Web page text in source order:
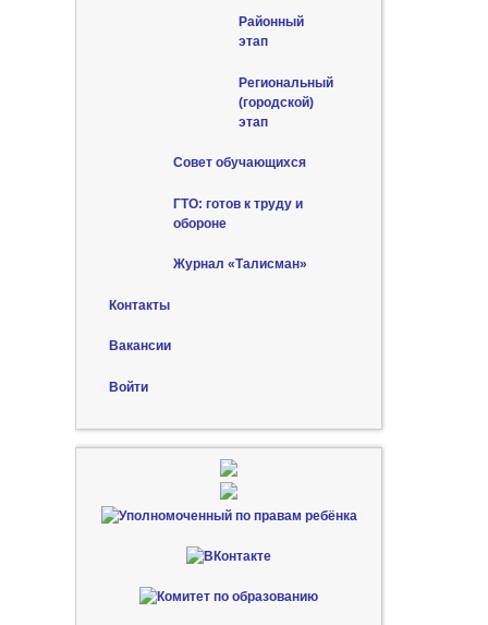
Районный
этап
Региональный
(городской)
этап
Совет обучающихся
ГТО: готов к труду и
обороне
Журнал «Талисман»
Контакты
Вакансии
Войти